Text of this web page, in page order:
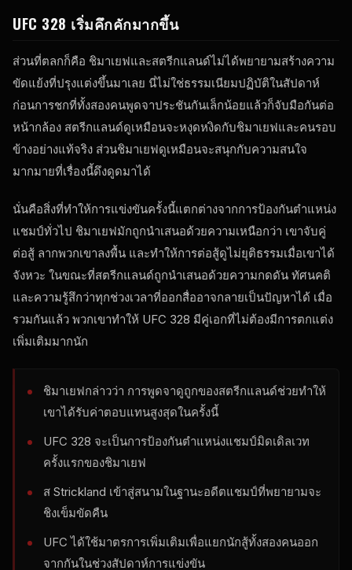
UFC 328 เริ่มคึกคักมากขึ้น
ส่วนที่ตลกก็คือ ชิมาเยฟและสตรีกแลนด์ไม่ได้พยายามสร้างความ
ขัดแย้งที่ปรุงแต่งขึ้นมาเลย นี่ไม่ใช่ธรรมเนียมปฏิบัติในสัปดาห์
ก่อนการชกที่ทั้งสองคนพูดจาประชันกันเล็กน้อยแล้วก็จับมือกันต่อ
หน้ากล้อง สตรีกแลนด์ดูเหมือนจะหงุดหงิดกับชิมาเยฟและคนรอบ
ข้างอย่างแท้จริง ส่วนชิมาเยฟดูเหมือนจะสนุกกับความสนใจ
มากมายที่เรื่องนี้ดึงดูดมาได้
นั่นคือสิ่งที่ทำให้การแข่งขันครั้งนี้แตกต่างจากการป้องกันตำแหน่ง
แชมป์ทั่วไป ชิมาเยฟมักถูกนำเสนอด้วยความเหนือกว่า เขาจับคู่
ต่อสู้ ลากพวกเขาลงพื้น และทำให้การต่อสู้ดูไม่ยุติธรรมเมื่อเขาได้
จังหวะ ในขณะที่สตรีกแลนด์ถูกนำเสนอด้วยความกดดัน ทัศนคติ
และความรู้สึกว่าทุกช่วงเวลาที่ออกสื่ออาจกลายเป็นปัญหาได้ เมื่อ
รวมกันแล้ว พวกเขาทำให้ UFC 328 มีคู่เอกที่ไม่ต้องมีการตกแต่ง
เพิ่มเติมมากนัก
ชิมาเยฟกล่าวว่า การพูดจาดูถูกของสตรีกแลนด์ช่วยทำให้
เขาได้รับค่าตอบแทนสูงสุดในครั้งนี้
UFC 328 จะเป็นการป้องกันตำแหน่งแชมป์มิดเดิลเวท
ครั้งแรกของชิมาเยฟ
ส Strickland เข้าสู่สนามในฐานะอดีตแชมป์ที่พยายามจะ
ชิงเข็มขัดคืน
UFC ได้ใช้มาตรการเพิ่มเติมเพื่อแยกนักสู้ทั้งสองคนออก
จากกันในช่วงสัปดาห์การแข่งขัน